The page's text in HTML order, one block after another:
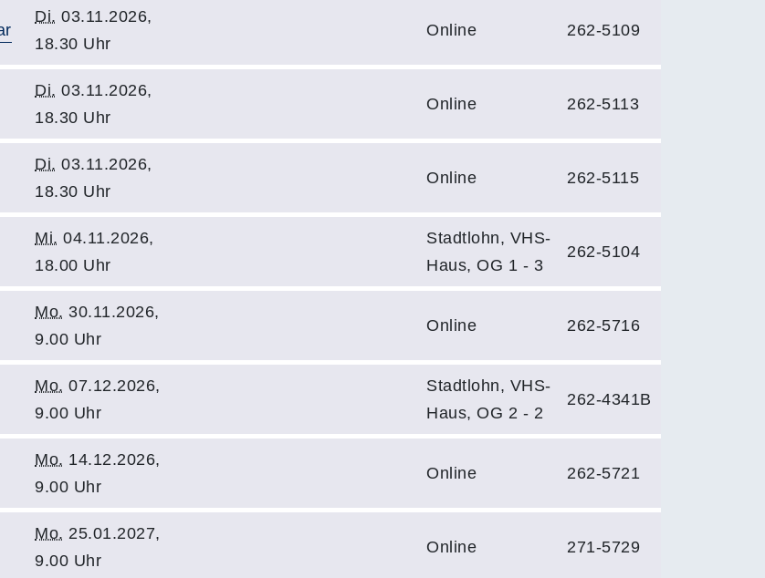
Di. 03.11.2026,
18.30 Uhr
Online 262-5109
Di. 03.11.2026,
18.30 Uhr
Online 262-5113
Di. 03.11.2026,
18.30 Uhr
Online 262-5115
Mi. 04.11.2026,
18.00 Uhr
Stadtlohn, VHS-
Haus, OG 1 - 3
262-5104
Mo. 30.11.2026,
9.00 Uhr
Online 262-5716
Mo. 07.12.2026,
9.00 Uhr
Stadtlohn, VHS-
Haus, OG 2 - 2
262-4341B
Mo. 14.12.2026,
9.00 Uhr
Online 262-5721
Mo. 25.01.2027,
9.00 Uhr
Online 271-5729